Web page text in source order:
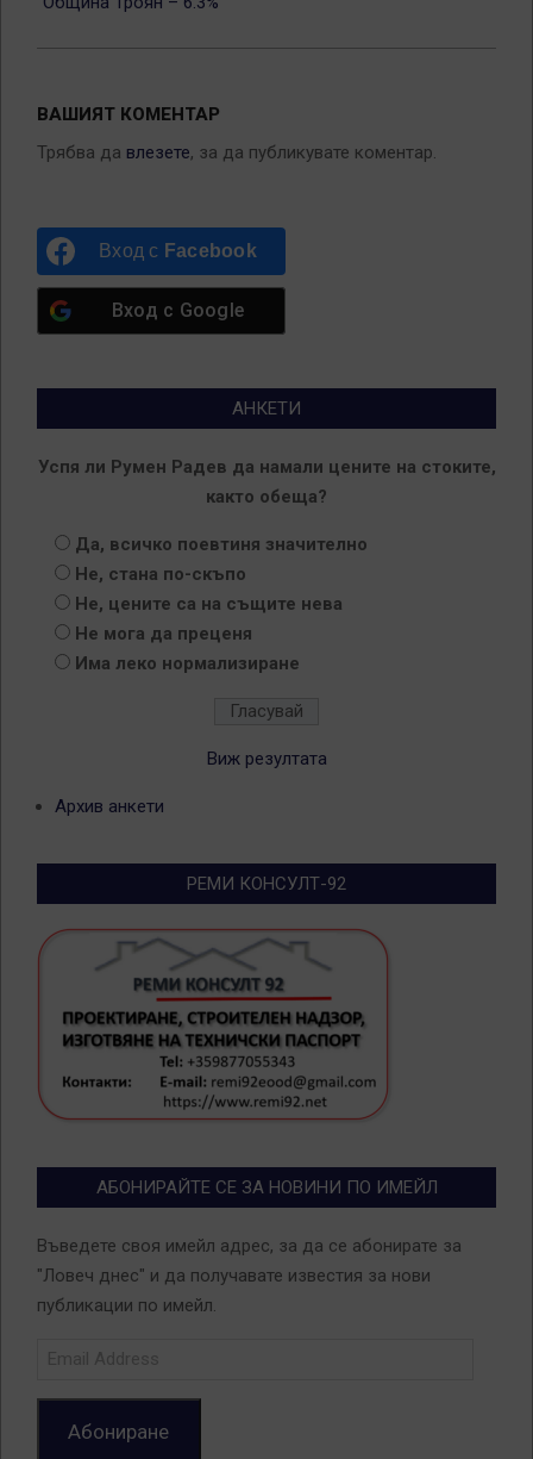
ВАШИЯТ КОМЕНТАР
Трябва да влезете, за да публикувате коментар.
Вход с Facebook
Вход с Google
АНКЕТИ
Успя ли Румен Радев да намали цените на стоките,
както обеща?
Да, всичко поевтиня значително
Не, стана по-скъпо
Не, цените са на същите нева
Не мога да преценя
Има леко нормализиране
Виж резултата
Архив анкети
РЕМИ КОНСУЛТ-92
АБОНИРАЙТЕ СЕ ЗА НОВИНИ ПО ИМЕЙЛ
Въведете своя имейл адрес, за да се абонирате за
"Ловеч днес" и да получавате известия за нови
публикации по имейл.
Абониране